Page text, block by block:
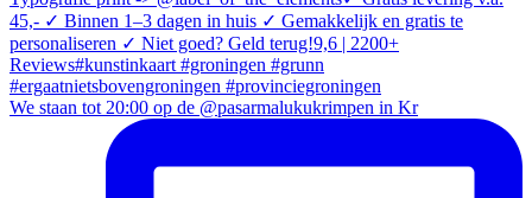
We staan tot 20:00 op de @pasarmalukukrimpen in Kr